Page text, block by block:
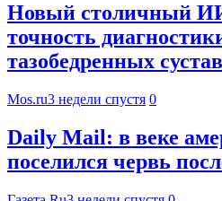
Новый столичный
точность
тазобедренных
Mos.ru3 недели спустя 0
Daily Mail: в веке
поселился червь